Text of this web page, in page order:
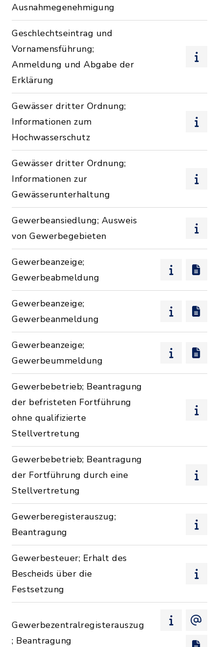
Ausnahmegenehmigung
Geschlechtseintrag und
Vornamensführung;
Anmeldung und Abgabe der
Erklärung
Gewässer dritter Ordnung;
Informationen zum
Hochwasserschutz
Gewässer dritter Ordnung;
Informationen zur
Gewässerunterhaltung
Gewerbeansiedlung; Ausweis
von Gewerbegebieten
Gewerbeanzeige;
Gewerbeabmeldung
Gewerbeanzeige;
Gewerbeanmeldung
Gewerbeanzeige;
Gewerbeummeldung
Gewerbebetrieb; Beantragung
der befristeten Fortführung
ohne qualifizierte
Stellvertretung
Gewerbebetrieb; Beantragung
der Fortführung durch eine
Stellvertretung
Gewerberegisterauszug;
Beantragung
Gewerbesteuer; Erhalt des
Bescheids über die
Festsetzung
Gewerbezentralregisterauszug
; Beantragung